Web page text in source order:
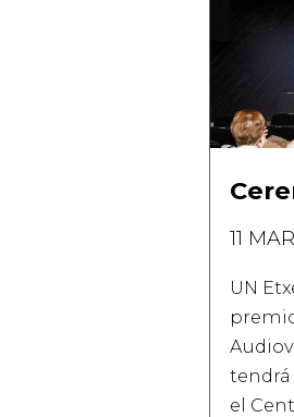
11
UN
tendrá
el